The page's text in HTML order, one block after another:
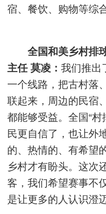
宿、餐饮、购物等综
全国和美乡村排
主任 莫凌： 我们推出
一个线路，把古村落
联起来，周边的民宿
都能够受益。全国“村
民更自信了，也让外
的、热情的、有希望
乡村才有盼头。这次
客，我们希望赛事不
是让更多的人认识澄迈